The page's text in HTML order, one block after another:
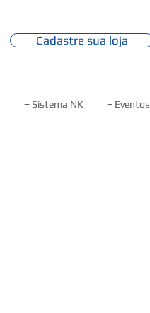
Cadastre sua loja
≡ Sistema NK ≡ Eventos